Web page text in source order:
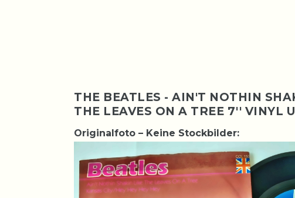
THE BEATLES - AIN'T NOTHIN
THE LEAVES ON A TREE 7'' VINYL
Originalfoto – Keine Stockbilder: